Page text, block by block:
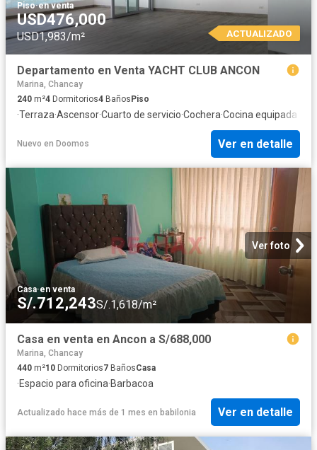
Piso·en venta
USD476,000
USD1,983/m² ACTUALIZADO
Departamento en Venta YACHT CLUB ANCON
Marina, Chancay
240 m²4 Dormitorios4 Baños Piso
·Terraza·Ascensor·Cuarto de servicio·Cochera·Cocina equipada
Nuevo en Doomos Ver en detalle
Ver foto
Casa·en venta
S/.712,243S/.1,618/m²
Casa en venta en Ancon a S/688,000
Marina, Chancay
440 m²10 Dormitorios7 BañosCasa
·Espacio para oficina·Barbacoa
Actualizado hace más de 1 mes en babilonia Ver en detalle